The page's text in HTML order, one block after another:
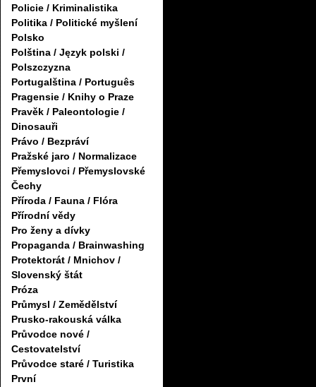
Policie / Kriminalistika
Politika / Politické myšlení
Polsko
Polština / Język polski /
Polszczyzna
Portugalština / Português
Pragensie / Knihy o Praze
Pravěk / Paleontologie /
Dinosauři
Právo / Bezpráví
Pražské jaro / Normalizace
Přemyslovci / Přemyslovské
Čechy
Příroda / Fauna / Flóra
Přírodní vědy
Pro ženy a dívky
Propaganda / Brainwashing
Protektorát / Mnichov /
Slovenský štát
Próza
Průmysl / Zemědělství
Prusko-rakouská válka
Průvodce nové /
Cestovatelství
Průvodce staré / Turistika
První